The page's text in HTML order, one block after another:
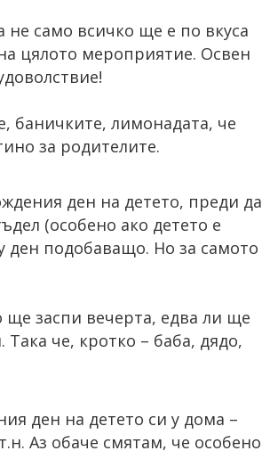
не само всичко ще е по вкуса
цялото мероприятие. Освен
баничките, лимонадата, че
за родителите.
ден на детето, преди да
(особено ако детето е
ден подобаващо. Но за самото
заспи вечерта, едва ли ще
че, кротко – баба, дядо,
ден на детето си у дома –
Аз обаче смятам, че особено